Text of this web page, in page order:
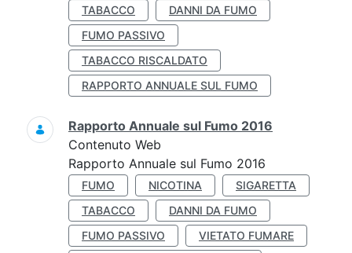
TABACCO
DANNI DA FUMO
FUMO PASSIVO
TABACCO RISCALDATO
RAPPORTO ANNUALE SUL FUMO
Rapporto Annuale sul Fumo 2016
Contenuto Web
Rapporto Annuale sul Fumo 2016
FUMO NICOTINA
SIGARETTA
TABACCO
DANNI DA FUMO
FUMO PASSIVO
VIETATO FUMARE